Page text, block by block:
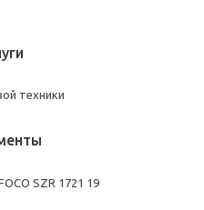
техники
SZR 1721 19